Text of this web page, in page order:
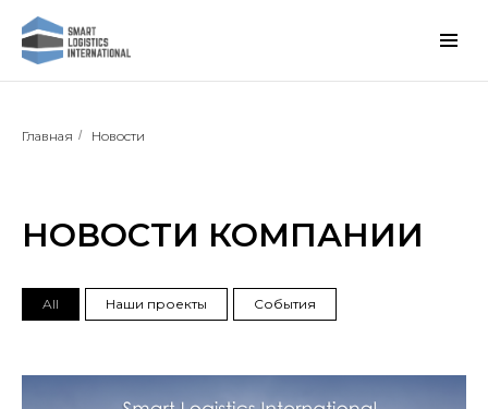
Главная / Новости
НОВОСТИ КОМПАНИИ
All Наши проекты События